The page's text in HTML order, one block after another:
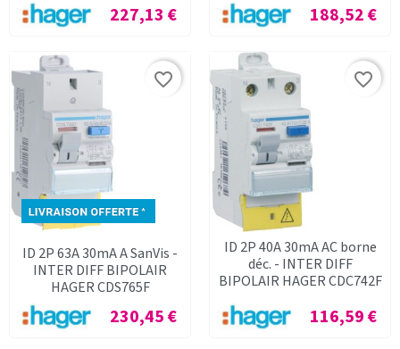
Prix
227,13 €
Prix
188,52 €
ID 2P 63A 30mA A SanVis -
INTER DIFF BIPOLAIR
HAGER CDS765F
Prix
230,45 €
favorite_border
ID 2P 40A 30mA AC borne
déc. - INTER DIFF
BIPOLAIR HAGER CDC742F
Prix
116,59 €
favorite_border